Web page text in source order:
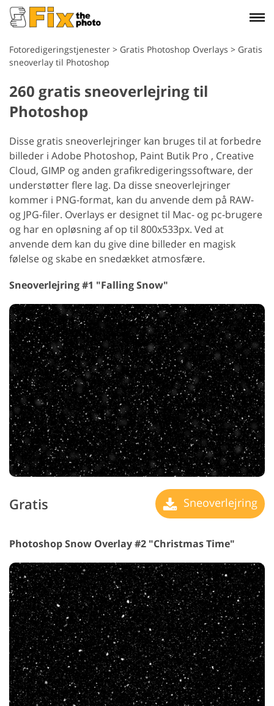
Fotoredigeringstjenester > Gratis Photoshop Overlays > Gratis
sneoverlay til Photoshop
260 gratis sneoverlejring til
Photoshop
Disse gratis sneoverlejringer kan bruges til at forbedre
billeder i Adobe Photoshop, Paint Butik Pro , Creative
Cloud, GIMP og anden grafikredigeringssoftware, der
understøtter flere lag. Da disse sneoverlejringer
kommer i PNG-format, kan du anvende dem på RAW-
og JPG-filer. Overlays er designet til Mac- og pc-brugere
og har en opløsning af op til 800x533px. Ved at
anvende dem kan du give dine billeder en magisk
følelse og skabe en snedækket atmosfære.
Sneoverlejring #1 "Falling Snow"
Gratis Sneoverlejring
Photoshop Snow Overlay #2 "Christmas Time"